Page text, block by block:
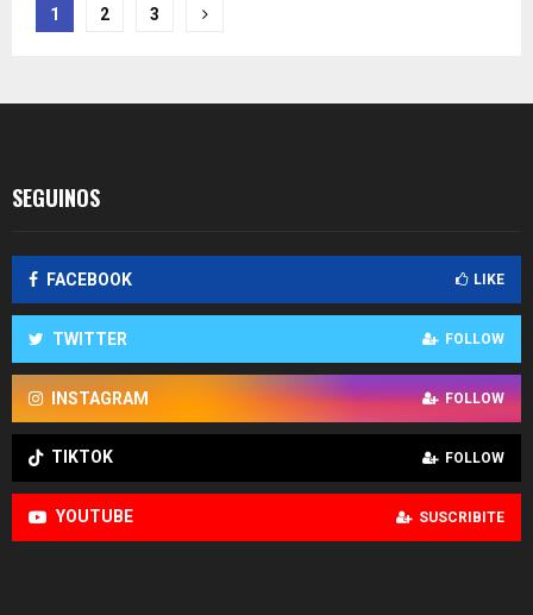
Paginación
entradas
1 2 3
SEGUINOS
FACEBOOK LIKE
TWITTER FOLLOW
INSTAGRAM FOLLOW
TIKTOK FOLLOW
YOUTUBE SUSCRIBITE